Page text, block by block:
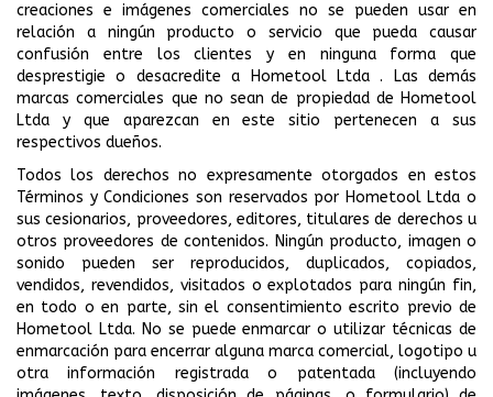
creaciones e imágenes comerciales no se pueden usar en
relación a ningún producto o servicio que pueda causar
confusión entre los clientes y en ninguna forma que
desprestigie o desacredite a Hometool Ltda . Las demás
marcas comerciales que no sean de propiedad de Hometool
Ltda y que aparezcan en este sitio pertenecen a sus
respectivos dueños.
Todos los derechos no expresamente otorgados en estos
Términos y Condiciones son reservados por Hometool Ltda o
sus cesionarios, proveedores, editores, titulares de derechos u
otros proveedores de contenidos. Ningún producto, imagen o
sonido pueden ser reproducidos, duplicados, copiados,
vendidos, revendidos, visitados o explotados para ningún fin,
en todo o en parte, sin el consentimiento escrito previo de
Hometool Ltda. No se puede enmarcar o utilizar técnicas de
enmarcación para encerrar alguna marca comercial, logotipo u
otra información registrada o patentada (incluyendo